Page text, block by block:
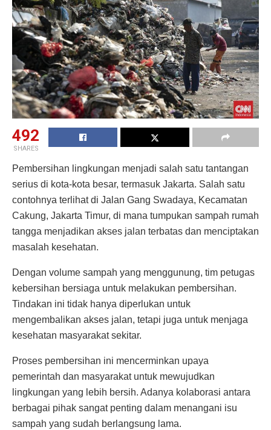
492
SHARES
Pembersihan lingkungan menjadi salah satu tantangan
serius di kota-kota besar, termasuk Jakarta. Salah satu
contohnya terlihat di Jalan Gang Swadaya, Kecamatan
Cakung, Jakarta Timur, di mana tumpukan sampah rumah
tangga menjadikan akses jalan terbatas dan menciptakan
masalah kesehatan.
Dengan volume sampah yang menggunung, tim petugas
kebersihan bersiaga untuk melakukan pembersihan.
Tindakan ini tidak hanya diperlukan untuk
mengembalikan akses jalan, tetapi juga untuk menjaga
kesehatan masyarakat sekitar.
Proses pembersihan ini mencerminkan upaya
pemerintah dan masyarakat untuk mewujudkan
lingkungan yang lebih bersih. Adanya kolaborasi antara
berbagai pihak sangat penting dalam menangani isu
sampah yang sudah berlangsung lama.